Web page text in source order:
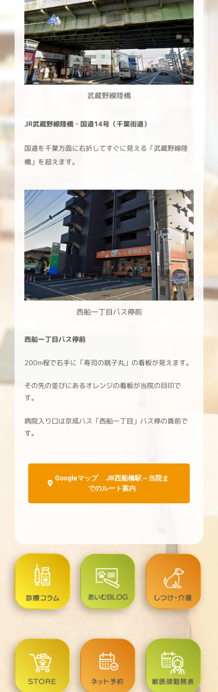
武蔵野線陸橋
JR武蔵野線陸橋・国道14号（千葉街道）
国道を千葉方面に右折してすぐに見える「武蔵野線陸
橋」を超えます。
西船一丁目バス停前
西船一丁目バス停前
200m程で右手に「寿司の銚子丸」の看板が見えます。
その先の並びにあるオレンジの看板が当院の目印で
す。
病院入り口は京成バス「西船一丁目」バス停の真前で
す。
Googleマップ JR西船橋駅～当院ま
でのルート案内